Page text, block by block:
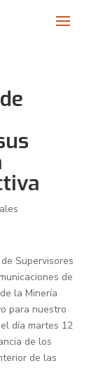
Supervisores
de
la Minería
para nuestro
día martes 12
de los
de las